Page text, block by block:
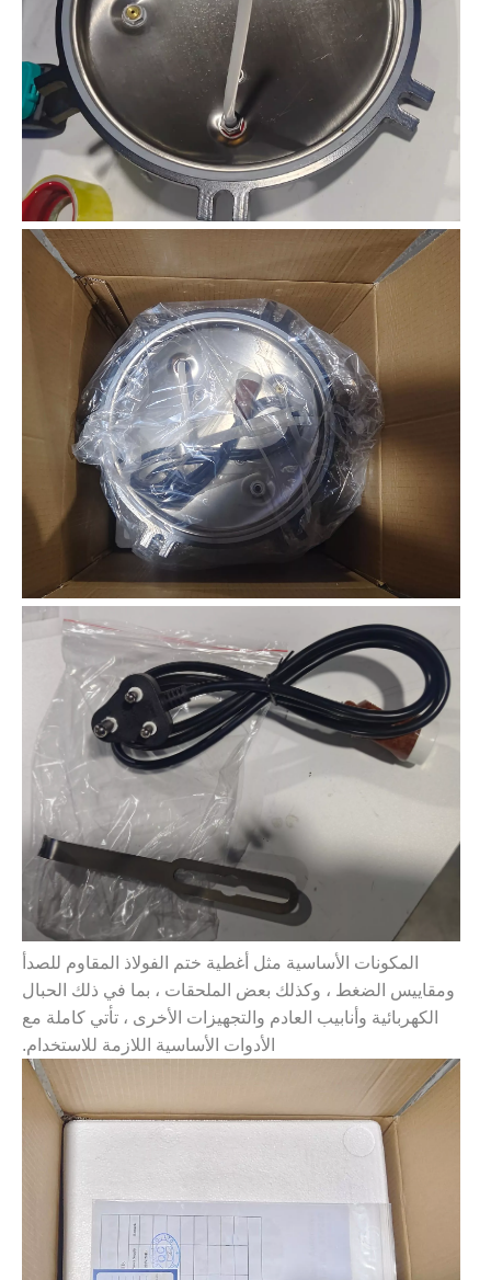
المكونات الأساسية مثل أغطية ختم الفولاذ المقاوم للصدأ
ومقاييس الضغط ، وكذلك بعض الملحقات ، بما في ذلك الحبال
الكهربائية وأنابيب العادم والتجهيزات الأخرى ، تأتي كاملة مع
الأدوات الأساسية اللازمة للاستخدام.